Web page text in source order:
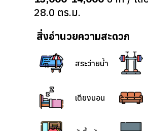
28.0 ตร.ม.
สิ่งอำนวยความสะดวก
สระว่ายน้ำ
เตียงนอน